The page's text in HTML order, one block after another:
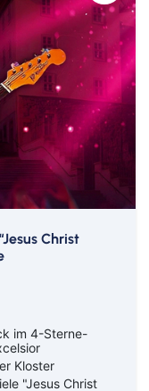
Christ
im 4-Sterne-
Kloster
"Jesus Christ